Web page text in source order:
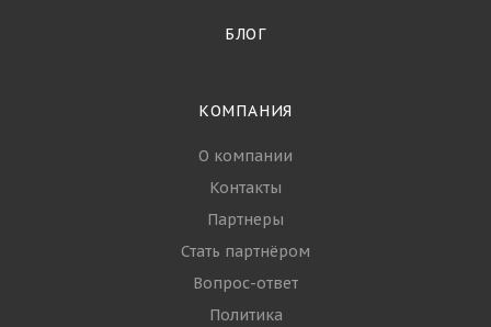
БЛОГ
КОМПАНИЯ
О компании
Контакты
Партнеры
Стать партнёром
Вопрос-ответ
Политика